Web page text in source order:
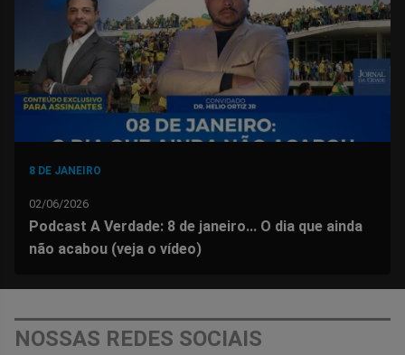
FacebookWhatsappTwitterMessengerTelegramGettr
8 DE JANEIRO
02/06/2026
Podcast A Verdade: 8 de janeiro... O dia que ainda
não acabou (veja o vídeo)
NOSSAS REDES SOCIAIS